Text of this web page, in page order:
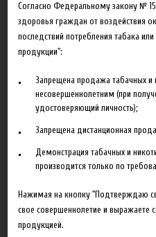
Объем
120 мл
Сопутствующие
Согласно Федеральному закону №
здоровья граждан от воздействия
последствий потребления табака
продукции":
Запрещена продажа табачных
несовершеннолетним (при
удостоверяющий личность);
Запрещена дистанционная
Демонстрация табачных и
производится только по
Нажимая на кнопку "Подтверждаю
свое совершеннолетие и выражаете
продукцией.